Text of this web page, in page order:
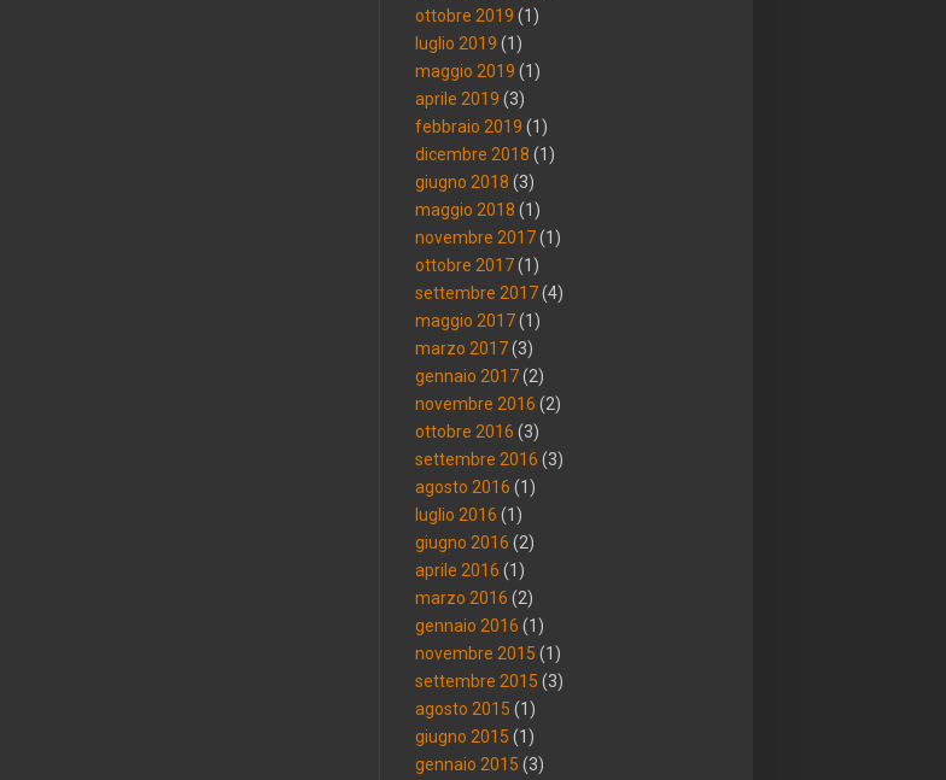
ottobre 2019 (1)
luglio 2019 (1)
maggio 2019 (1)
aprile 2019 (3)
febbraio 2019 (1)
dicembre 2018 (1)
giugno 2018 (3)
maggio 2018 (1)
novembre 2017(1)
ottobre 2017(1)
settembre 2017(4)
maggio 2017(1)
marzo 2017(3)
gennaio 2017(2)
novembre 2016 (2)
ottobre 2016 (3)
settembre 2016 (3)
agosto 2016 (1)
luglio 2016 (1)
giugno 2016 (2)
aprile 2016 (1)
marzo 2016 (2)
gennaio 2016 (1)
novembre 2015 (1)
settembre 2015 (3)
agosto 2015 (1)
giugno 2015 (1)
gennaio 2015 (3)